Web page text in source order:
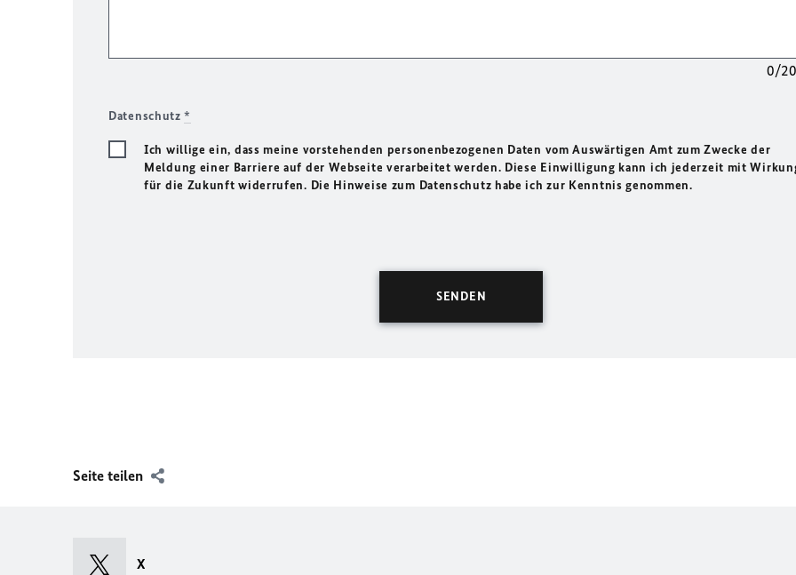
0/
Datenschutz*
Ich willige ein, dass meine vorstehenden personenbezogenen Daten vom Auswärtigen Amt zum Zwecke der
Meldung einer Barriere auf der Webseite verarbeitet werden. Diese Einwilligung kann ich jederzeit mit
für die Zukunft widerrufen. Die Hinweise zum Datenschutz habe ich zur Kenntnis genommen.
Seite teilen
X